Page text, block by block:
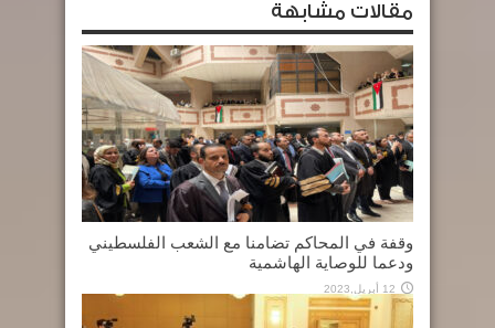
مقالات مشابهة
وقفة في المحاكم تضامنا مع الشعب الفلسطيني
ودعما للوصاية الهاشمية
12 أبريل,2023